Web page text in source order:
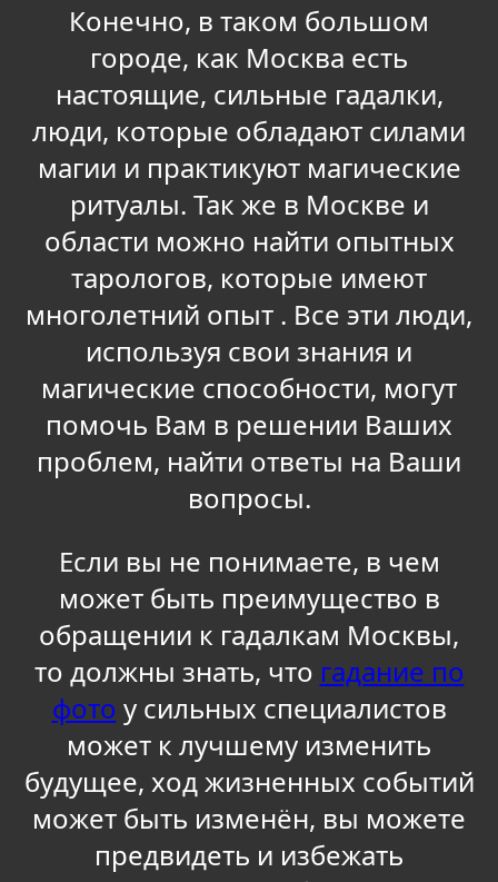
Конечно, в таком большом
городе, как Москва есть
настоящие, сильные гадалки,
люди, которые обладают силами
магии и практикуют магические
ритуалы. Так же в Москве и
области можно найти опытных
тарологов, которые имеют
многолетний опыт . Все эти люди,
используя свои знания и
магические способности, могут
помочь Вам в решении Ваших
проблем, найти ответы на Ваши
вопросы.
Если вы не понимаете, в чем
может быть преимущество в
обращении к гадалкам Москвы,
то должны знать, что гадание по
фото у сильных специалистов
может к лучшему изменить
будущее, ход жизненных событий
может быть изменён, вы можете
предвидеть и избежать